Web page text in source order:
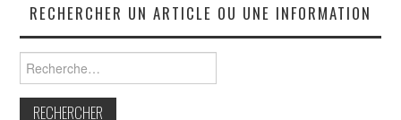
RECHERCHER UN ARTICLE OU UNE INFORMATION